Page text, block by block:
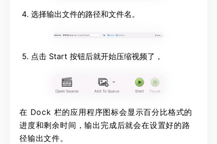
选择输出文件的路径和文件名。
点击 Start 按钮后就开始压缩视频了，
在 Dock 栏的应用程序图标会显示百分比格式的
进度和剩余时间，输出完成后就会在设置好的路
径输出文件。